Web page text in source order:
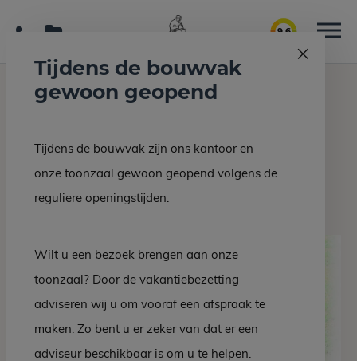
9.6
Home Grafmonumenten DZ 30-10
DZ 30-10
Tijdens de bouwvak
gewoon geopend
Tijdens de bouwvak zijn ons kantoor en
onze toonzaal gewoon geopend volgens de
reguliere openingstijden.
Wilt u een bezoek brengen aan onze
toonzaal? Door de vakantiebezetting
adviseren wij u om vooraf een afspraak te
maken. Zo bent u er zeker van dat er een
adviseur beschikbaar is om u te helpen.